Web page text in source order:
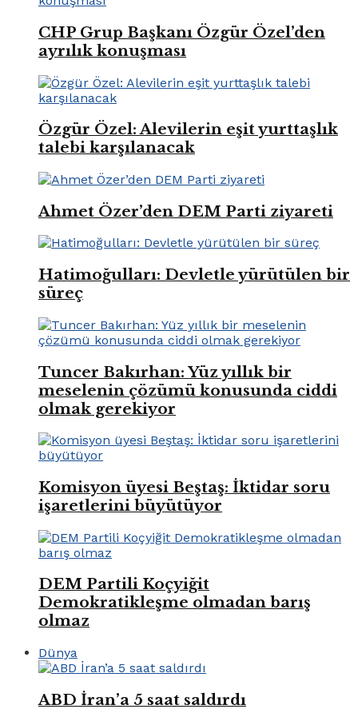
CHP Grup Başkanı Özgür Özel’den
ayrılık konuşması
Özgür Özel: Alevilerin eşit yurttaşlık
talebi karşılanacak
Ahmet Özer’den DEM Parti ziyareti
Hatimoğulları: Devletle yürütülen bir
süreç
Tuncer Bakırhan: Yüz yıllık bir
meselenin çözümü konusunda ciddi
olmak gerekiyor
Komisyon üyesi Beştaş: İktidar soru
işaretlerini büyütüyor
DEM Partili Koçyiğit
Demokratikleşme olmadan barış
olmaz
Dünya
ABD İran’a 5 saat saldırdı